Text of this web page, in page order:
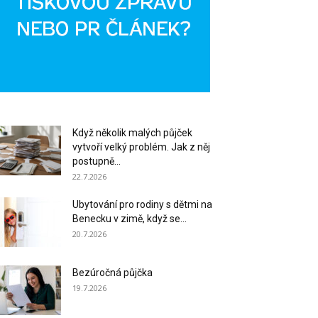
Když několik malých půjček
vytvoří velký problém. Jak z něj
postupně...
22.7.2026
Ubytování pro rodiny s dětmi na
Benecku v zimě, když se...
20.7.2026
Bezúročná půjčka
19.7.2026